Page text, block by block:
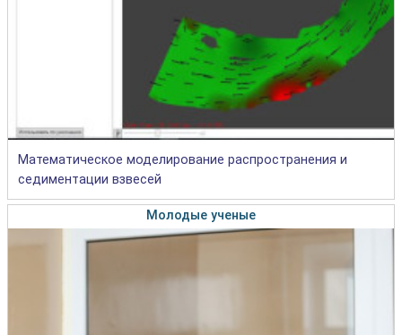
Математическое моделирование распространения и
седиментации взвесей
Молодые ученые